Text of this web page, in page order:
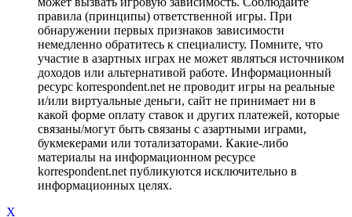
правила (принципы) ответственной игры. При
обнаружении первых признаков зависимости
немедленно обратитесь к специалисту. Помните, что
участие в азартных играх не может являться источником
доходов или альтернативой работе. Информационный
ресурс korrespondent.net не проводит игры на реальные
и/или виртуальные деньги, сайт не принимает ни в
какой форме оплату ставок и других платежей, которые
связаны/могут быть связаны с азартными играми,
букмекерами или тотализаторами. Какие-либо
материалы на информационном ресурсе
korrespondent.net публикуются исключительно в
информационных целях.
X